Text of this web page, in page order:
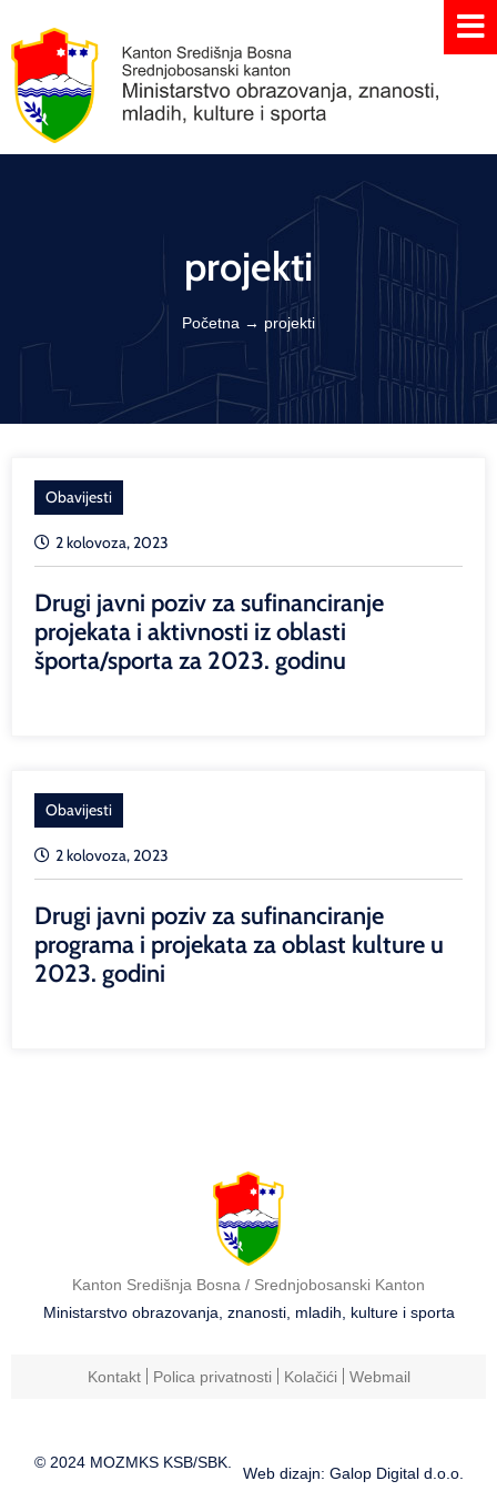
projekti
Početna → projekti
Obavijesti
2 kolovoza, 2023
Drugi javni poziv za sufinanciranje
projekata i aktivnosti iz oblasti
športa/sporta za 2023. godinu
Obavijesti
2 kolovoza, 2023
Drugi javni poziv za sufinanciranje
programa i projekata za oblast kulture u
2023. godini
Kanton Središnja Bosna / Srednjobosanski Kanton
Ministarstvo obrazovanja, znanosti, mladih, kulture i sporta
Kontakt Polica privatnosti Kolačići Webmail
© 2024 MOZMKS KSB/SBK.
Web dizajn: Galop Digital d.o.o.